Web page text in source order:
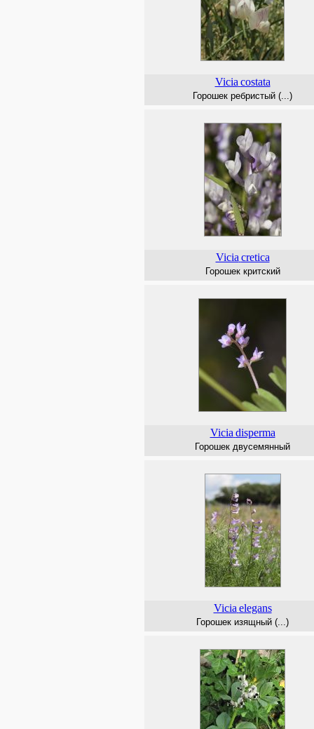
Vicia costata
Горошек ребристый (...)
Vicia cretica
Горошек критский
Vicia disperma
Горошек двусемянный
Vicia elegans
Горошек изящный (...)